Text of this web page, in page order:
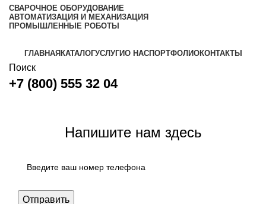
СВАРОЧНОЕ ОБОРУДОВАНИЕ
АВТОМАТИЗАЦИЯ И МЕХАНИЗАЦИЯ
ПРОМЫШЛЕННЫЕ РОБОТЫ
ГЛАВНАЯ КАТАЛОГУСЛУГИО НАСПОРТФОЛИОКОНТАКТЫ
Поиск
+7 (800) 555 32 04
Напишите нам здесь